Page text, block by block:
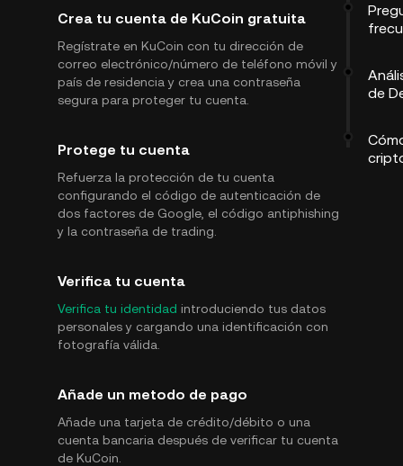
Crea tu cuenta de KuCoin gratuita
Regístrate en KuCoin con tu dirección de
correo electrónico/número de teléfono móvil y
país de residencia y crea una contraseña
segura para proteger tu cuenta.
Protege tu cuenta
Refuerza la protección de tu cuenta
configurando el código de autenticación de
dos factores de Google, el código antiphishing
y la contraseña de trading.
Verifica tu cuenta
Verifica tu identidad introduciendo tus datos
personales y cargando una identificación con
fotografía válida.
Añade un metodo de pago
Añade una tarjeta de crédito/débito o una
cuenta bancaria después de verificar tu cuenta
de KuCoin.
de